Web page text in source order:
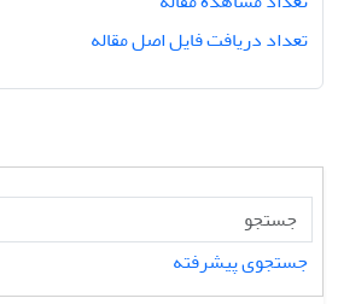
تعداد دریافت فایل اصل مقاله
جستجوی پیشرفته